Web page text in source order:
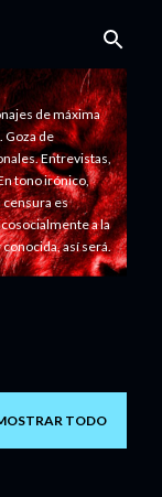
de máxima
Goza de
Entrevistas,
tono irónico,
censura es
a la
así será.
TODO